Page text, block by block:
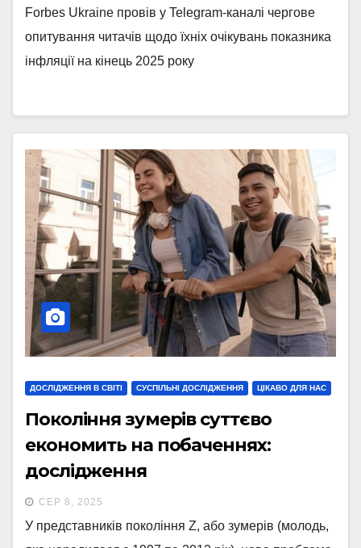
Forbes Ukraine провів у Telegram-каналі чергове
опитування читачів щодо їхніх очікувань показника
інфляції на кінець 2025 року
ДОСЛІДЖЕННЯ В СВІТІ СУСПІЛЬНІ ДОСЛІДЖЕННЯ ЦІКАВО ДЛЯ НАС
Покоління зумерів суттєво
економить на побаченнях:
дослідження
СЕР 8, 2025
У представників покоління Z, або зумерів (молодь,